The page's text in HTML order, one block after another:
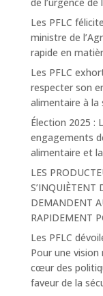
Les PFLC
ministre de
rapide en
Les PFLC
respecter son
alimentaire à la
Élection 2025 :
engagements
alimentaire et
LES
S’INQUIÈTENT
DEMANDENT
RAPIDEMENT
Les PFLC
Pour une
cœur des
faveur de la